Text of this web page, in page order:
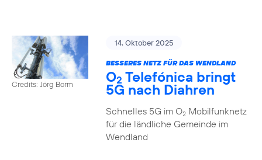
Credits: Jörg Borm
14. Oktober 2025
BESSERES NETZ FÜR DAS WENDLAND
O2 Telefónica bringt
5G nach Diahren
Schnelles 5G im O2Mobilfunknetz
für die ländliche Gemeinde im
Wendland